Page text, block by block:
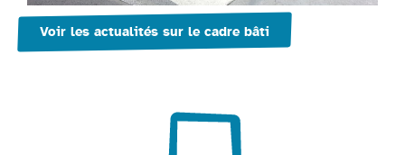
Voir les actualités sur le cadre bâti